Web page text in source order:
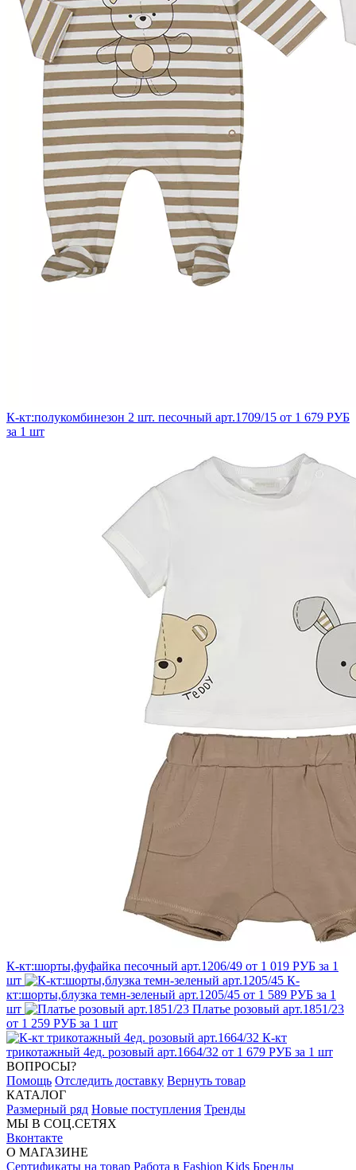
К-кт:полукомбинезон 2 шт. песочный арт.1709/15 от 1 679 РУБ
за 1 шт
К-кт:шорты,фуфайка песочный арт.1206/49 от 1 019 РУБ за 1
шт
К-
кт:шорты,блузка темн-зеленый арт.1205/45 от 1 589 РУБ за 1
шт
Платье розовый арт.1851/23
от 1 259 РУБ за 1 шт
К-кт
трикотажный 4ед. розовый арт.1664/32 от 1 679 РУБ за 1 шт
ВОПРОСЫ?
Помощь Отследить доставку Вернуть товар
КАТАЛОГ
Размерный ряд Новые поступления Тренды
МЫ В СОЦ.СЕТЯХ
Вконтакте
О МАГАЗИНЕ
Сертификаты на товар Работа в Fashion Kids Бренды